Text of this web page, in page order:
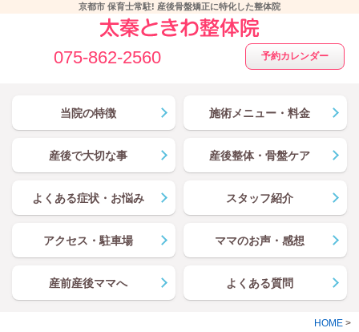
京都市 保育士常駐! 産後骨盤矯正に特化した整体院
075-862-2560 予約カレンダー
当院の特徴 施術メニュー・料金
産後で大切な事 産後整体・骨盤ケア
よくある症状・お悩み スタッフ紹介
アクセス・駐車場 ママのお声・感想
産前産後ママへ よくある質問
HOME >